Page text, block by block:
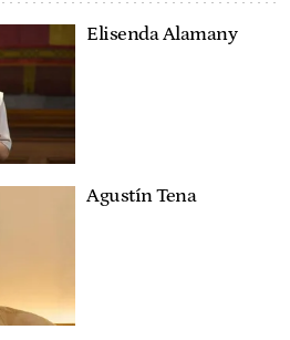
Elisenda Alamany
Agustín Tena